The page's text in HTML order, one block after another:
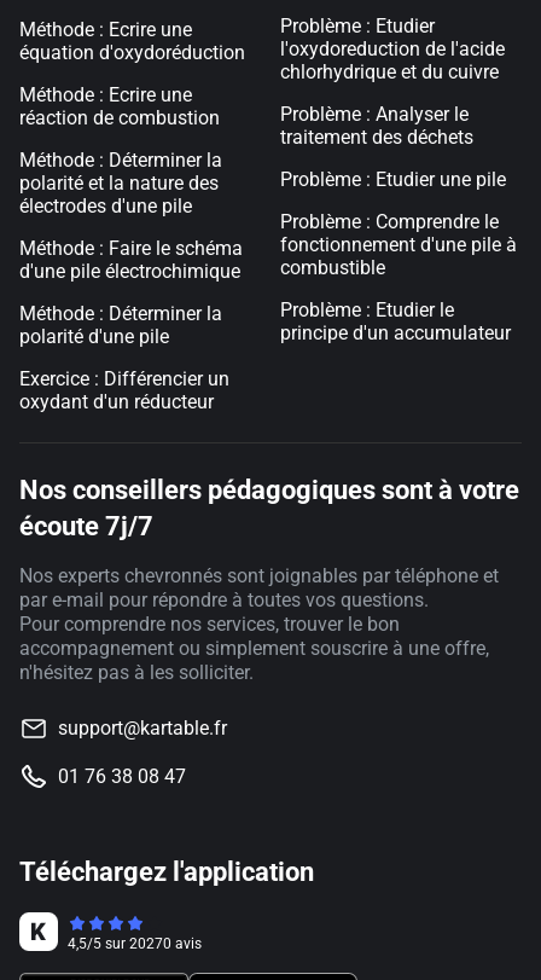
Méthode : Ecrire une
équation d'oxydoréduction
Méthode : Ecrire une
réaction de combustion
Méthode : Déterminer la
polarité et la nature des
électrodes d'une pile
Méthode : Faire le schéma
d'une pile électrochimique
Méthode : Déterminer la
polarité d'une pile
Exercice : Différencier un
oxydant d'un réducteur
Problème : Etudier
l'oxydoreduction de l'acide
chlorhydrique et du cuivre
Problème : Analyser le
traitement des déchets
Problème : Etudier une pile
Problème : Comprendre le
fonctionnement d'une pile à
combustible
Problème : Etudier le
principe d'un accumulateur
Nos conseillers pédagogiques sont à votre
écoute 7j/7
Nos experts chevronnés sont joignables par téléphone et
par e-mail pour répondre à toutes vos questions.
Pour comprendre nos services, trouver le bon
accompagnement ou simplement souscrire à une offre,
n'hésitez pas à les solliciter.
support@kartable.fr
01 76 38 08 47
Téléchargez l'application
4,5/5 sur 20270 avis